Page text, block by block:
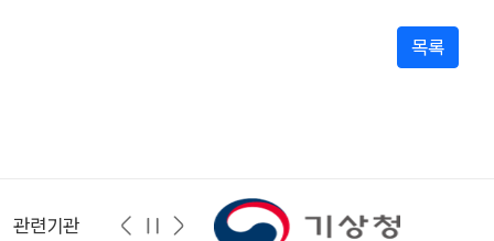
목록
관련기관